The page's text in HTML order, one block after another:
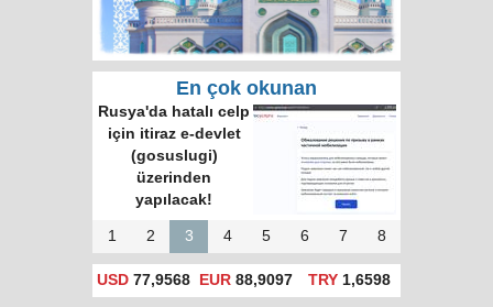
En çok okunan
Rusya'da hatalı celp
için itiraz e-devlet
(gosuslugi)
üzerinden
yapılacak!
1 2 3 4 5 6 7 8
USD 77,9568 EUR 88,9097 TRY1,6598